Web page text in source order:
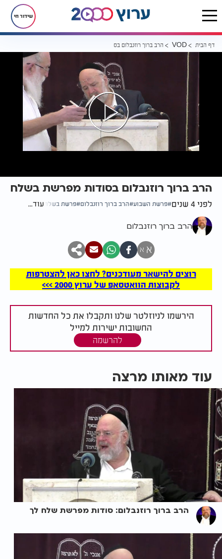
שידור חי
דף הבית VOD הרב ברוך רוזנבלום בסודות מפרשת בשלח
הרב ברוך רוזנבלום בסודות מפרשת בשלח
לפני 4 שנים פרשת השבוע הרב ברוך רוזנבלום פרשת בשלח עוד...
הרב ברוך רוזנבלום
א א
רוצים להישאר מעודכנים? לחצו כאן להצטרפות
לקבוצות הוואטסאפ של ערוץ 2000 >>>
הירשמו לניוזלטר שלנו ותקבלו את כל החדשות
החשובות ישירות למייל
להרשמה
עוד מאותו מרצה
הרב ברוך רוזנבלום: סודות מפרשת שלח לך